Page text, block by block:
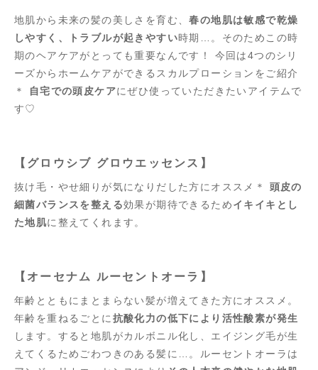
地肌から未来の髪の美しさを育む、春の地肌は敏感で乾燥
しやすく、トラブルが起きやすい時期…。そのためこの時
期のヘアケアがとっても重要なんです！ 今回は4つのシリ
ーズからホームケアができるスカルプローションをご紹介
＊
自宅での頭皮ケアにぜひ使っていただきたいアイテムで
す♡
【グロウシブ グロウエッセンス】
抜け毛・やせ細りが気になりだした方にオススメ＊
頭皮の
細菌バランスを整える効果が期待できるためイキイキとし
た地肌に整えてくれます。
【オーセナム ルーセントオーラ】
年齢とともにまとまらない髪が増えてきた方にオススメ。
年齢を重ねるごとに 抗酸化力の低下により活性酸素が発生
します。すると地肌がカルボニル化し、エイジング毛が生
えてくるためごわつきのある髪に…。ルーセントオーラは